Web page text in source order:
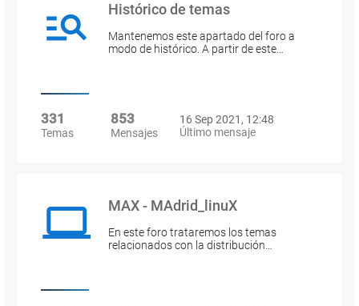
Histórico de temas
Mantenemos este apartado del foro a
modo de histórico. A partir de este…
331
Temas
853
Mensajes
16 Sep 2021, 12:48
Último mensaje
MAX - MAdrid_linuX
En este foro trataremos los temas
relacionados con la distribución…